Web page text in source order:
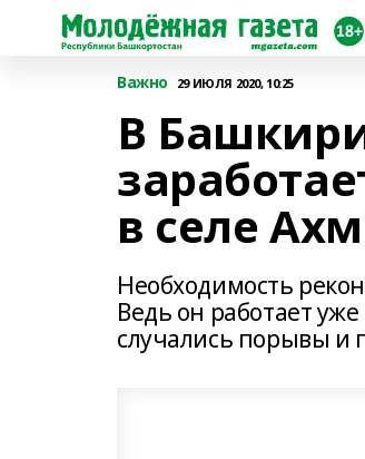
Важно 29 ИЮЛЯ 2020, 10:25
В
в селе
Необходимость
Ведь он работает
случались порывы и